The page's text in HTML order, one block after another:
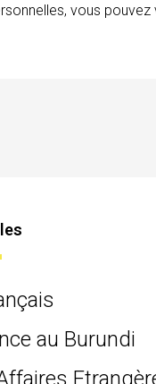
vous
au Burundi